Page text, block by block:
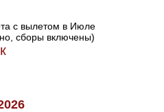
с вылетом в Июле
сборы включены)